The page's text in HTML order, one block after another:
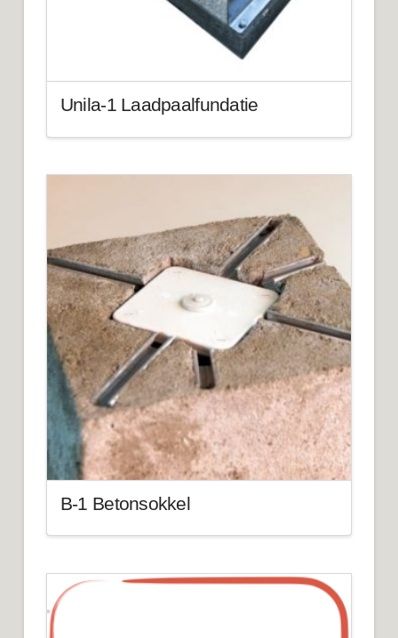
Unila-1 Laadpaalfundatie
B-1 Betonsokkel